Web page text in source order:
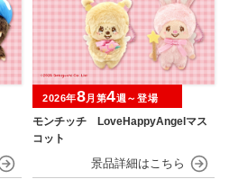
モンチッチ LoveHappyAngelマス
コット
2026年8月第4週～登場